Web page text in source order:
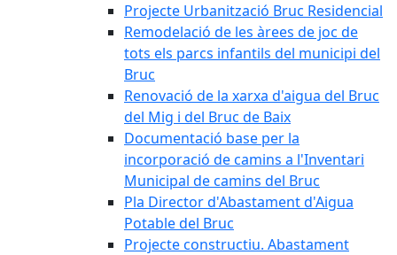
Projecte Urbanització Bruc Residencial
Remodelació de les àrees de joc de
tots els parcs infantils del municipi del
Bruc
Renovació de la xarxa d'aigua del Bruc
del Mig i del Bruc de Baix
Documentació base per la
incorporació de camins a l'Inventari
Municipal de camins del Bruc
Pla Director d'Abastament d'Aigua
Potable del Bruc
Projecte constructiu. Abastament